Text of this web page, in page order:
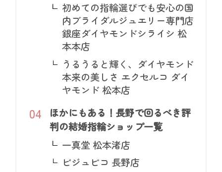
初めての指輪選びでも安心の国
内ブライダルジュエリー専門店
銀座ダイヤモンドシライシ 松
本本店
うるうると輝く、ダイヤモンド
本来の美しさ エクセルコ ダイ
ヤモンド 松本店
ほかにもある！長野で回るべき評
判の結婚指輪ショップ一覧
一真堂 松本渚店
ビジュピコ 長野店